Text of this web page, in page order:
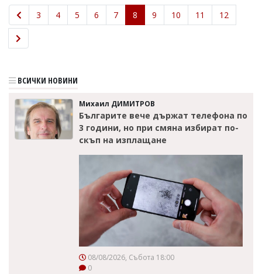
3
4 5 6 7 8 9 10 11 12
ВСИЧКИ НОВИНИ
Михаил ДИМИТРОВ
Българите вече държат телефона по
3 години, но при смяна избират по-
скъп на изплащане
08/08/2026, Събота 18:00
0